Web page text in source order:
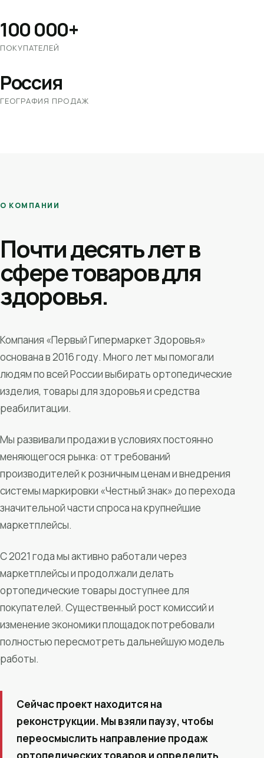
100 000+
ПОКУПАТЕЛЕЙ
Россия
ГЕОГРАФИЯ ПРОДАЖ
О КОМПАНИИ
Почти десять лет в
сфере товаров для
здоровья.
Компания «Первый Гипермаркет Здоровья»
основана в 2016 году. Много лет мы помогали
людям по всей России выбирать ортопедические
изделия, товары для здоровья и средства
реабилитации.
Мы развивали продажи в условиях постоянно
меняющегося рынка: от требований
производителей к розничным ценам и внедрения
системы маркировки «Честный знак» до перехода
значительной части спроса на крупнейшие
маркетплейсы.
С 2021 года мы активно работали через
маркетплейсы и продолжали делать
ортопедические товары доступнее для
покупателей. Существенный рост комиссий и
изменение экономики площадок потребовали
полностью пересмотреть дальнейшую модель
работы.
Сейчас проект находится на
реконструкции. Мы взяли паузу, чтобы
переосмыслить направление продаж